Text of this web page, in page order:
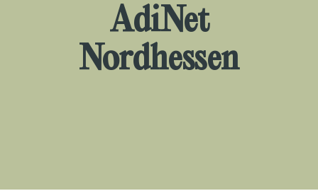
AdiNet
Nordhessen